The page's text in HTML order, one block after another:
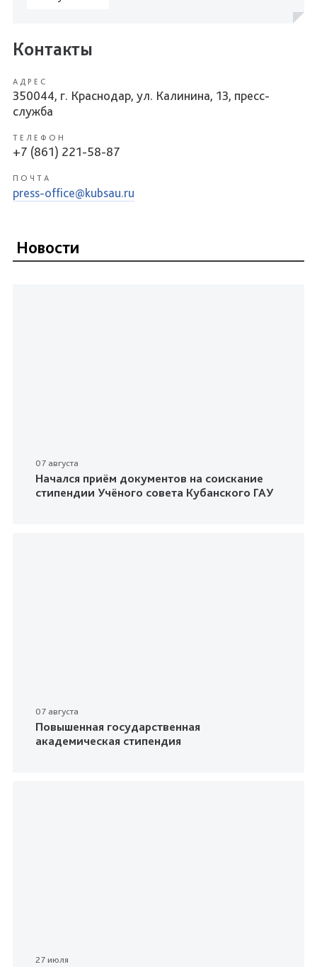
Контакты
АДРЕС
350044, г. Краснодар, ул. Калинина, 13, пресс-
служба
ТЕЛЕФОН
+7 (861) 221-58-87
ПОЧТА
press-office@kubsau.ru
Новости
07 августа
Начался приём документов на соискание
стипендии Учёного совета Кубанского ГАУ
07 августа
Повышенная государственная
академическая стипендия
27 июля